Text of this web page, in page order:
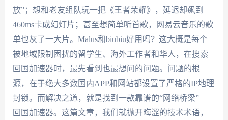
放”；想和老友组队玩一把《王者荣耀》，延迟却飙到
460ms卡成幻灯片；甚至想简单听首歌，网易云音乐的歌
单也灰了一大片。Malus和biubiu好用吗？这大概是每个
被地域限制困扰的留学生、海外工作者和华人，在搜索
回国加速器时，最先看到也最想问的问题。问题的根
源，在于绝大多数国内APP和网站都设置了严格的IP地理
封锁。而解决之道，就是找到一款靠谱的“网络桥梁”——
回国加速器。这篇文章，我们就抛开晦涩的技术术语，